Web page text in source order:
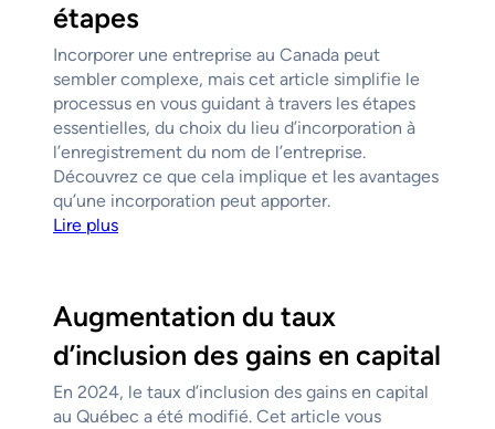
étapes
Incorporer une entreprise au Canada peut
sembler complexe, mais cet article simplifie le
processus en vous guidant à travers les étapes
essentielles, du choix du lieu d’incorporation à
l’enregistrement du nom de l’entreprise.
Découvrez ce que cela implique et les avantages
qu’une incorporation peut apporter.
Lire plus
Augmentation du taux
d’inclusion des gains en capital
En 2024, le taux d’inclusion des gains en capital
au Québec a été modifié. Cet article vous